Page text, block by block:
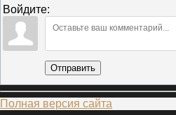
Войдите:
Отправить
Полная версия сайта